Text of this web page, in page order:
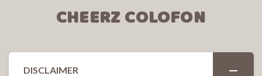
CHEERZ COLOFON
DISCLAIMER